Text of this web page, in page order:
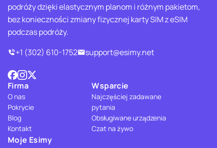
podróży dzięki elastycznym planom i różnym pakietom,
bez konieczności zmiany fizycznej karty SIM z eSIM
podczas podróży.
+1 (302) 610-1752
support@esimy.net
Firma
O nas
Pokrycie
Blog
Kontakt
Wsparcie
Najczęściej zadawane
pytania
Obsługiwane urządzenia
Czat na żywo
Moje Esimy